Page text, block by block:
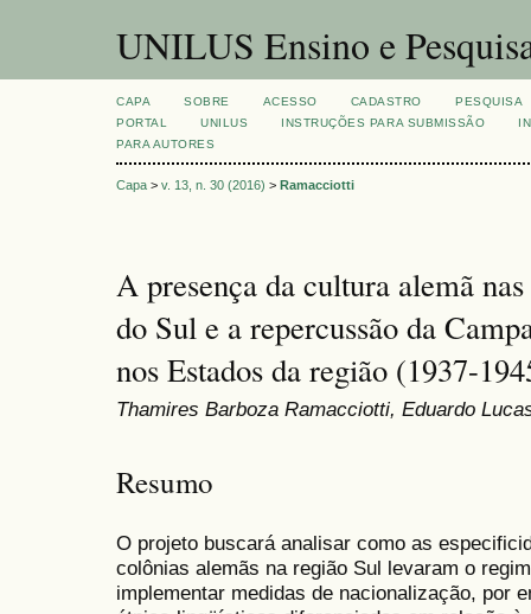
UNILUS Ensino e
CAPA SOBRE ACESSO CADASTRO
PESQUISA
PORTAL
UNILUS INSTRUÇÕES PARA SUBMISSÃO
PARA AUTORES
Capa > v. 13, n. 30 (2016) > Ramacciotti
A presença da cultura alemã
do Sul e a repercussão da
nos Estados da região (1937-
Thamires Barboza Ramacciotti, Eduardo
Resumo
O projeto buscará analisar como as
colônias alemãs na região Sul levaram o
implementar medidas de nacionalização, por